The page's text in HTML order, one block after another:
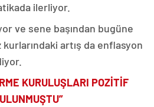
ilerliyor.
ve sene başından bugüne
artış da enflasyon
KURULUŞLARI POZİTİF